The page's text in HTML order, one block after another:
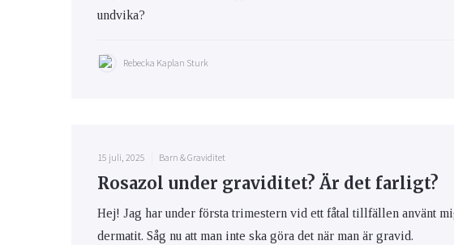
undvika?
Rebecka Kaplan Sturk
15 juli, 2025 Barn & Graviditet
Rosazol under graviditet? Är det farligt?
Hej! Jag har under första trimestern vid ett fåtal tillfällen använt
dermatit. Såg nu att man inte ska göra det när man är gravid.